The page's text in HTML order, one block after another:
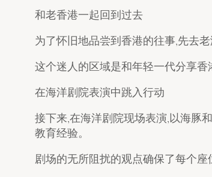
和老香港一起回到过去
为了怀旧地品尝到香港的往事,先去
这个迷人的区域是和年轻一代分享
在海洋剧院表演中跳入行动
接下来,在海洋剧院现场表演,以海豚
教育经验。
剧场的无所阻扰的观点确保了每个